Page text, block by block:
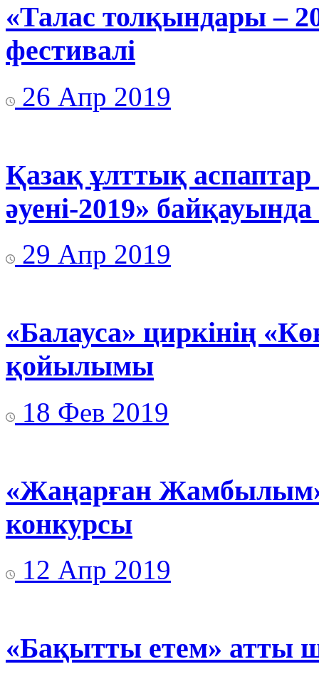
«Талас толқындары –
фестивалі
26 Апр 2019
Қазақ ұлттық
әуені-2019»
29 Апр 2019
«Балауса» циркінің
қойылымы
18 Фев 2019
«Жаңарған
конкурсы
12 Апр 2019
«Бақытты етем» атты